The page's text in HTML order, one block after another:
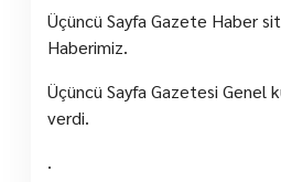
Üçüncü Sayfa Gazete Haber
Haberimiz.
Üçüncü Sayfa Gazetesi Genel
verdi.
.